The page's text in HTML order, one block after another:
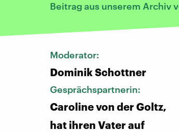
Beitrag aus unserem Archiv
Moderator:
Dominik Schottner
Gesprächspartnerin:
Caroline von der Goltz,
hat ihren Vater auf